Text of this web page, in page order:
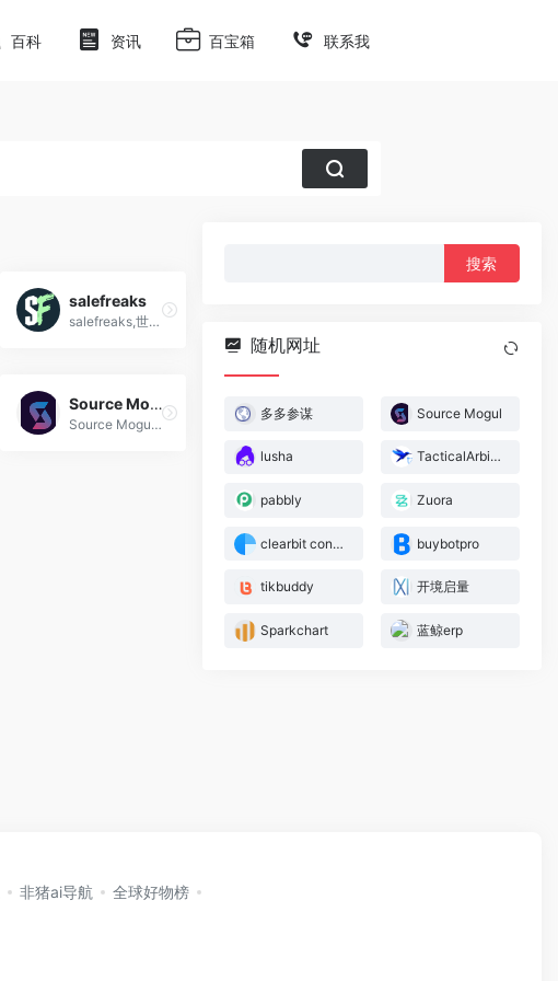
百科 资讯 百宝箱 联系我
salefreaks
salefreaks,世界上最强大的全自动亚马逊到 eBay直销软件,dropshipping一件代发
Source Mogul
Source Mogul,跨境电商amazon oa亚马逊卖家套利工具
随机网址
多多参谋 Source Mogul
lusha TacticalArbitrage
pabbly Zuora
clearbit connect buybotpro
tikbuddy 开境启量
Sparkchart 蓝鲸erp
非猪ai导航
全球好物榜